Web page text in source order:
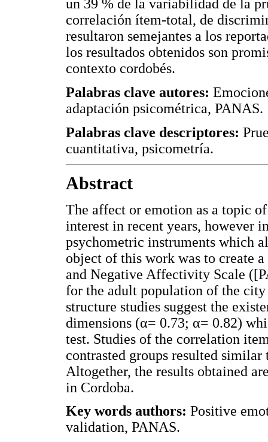
un 39 % de la variabilidad de la
correlación ítem-total, de
resultaron semejantes a los
los resultados obtenidos son
contexto cordobés.
Palabras clave autores:
adaptación psicométrica, PANAS.
Palabras clave descriptores:
cuantitativa, psicometría.
Abstract
The affect or emotion as a topic
interest in recent years, however
psychometric instruments which
object of this work was to create
and Negative Affectivity Scale
for the adult population of the
structure studies suggest the
dimensions (α= 0.73; α= 0.82)
test. Studies of the correlation
contrasted groups resulted
Altogether, the results obtained
in Cordoba.
Key words authors: Positive
validation, PANAS.